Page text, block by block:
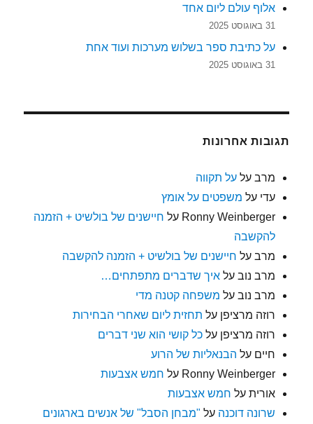
אלוף עולם ליום אחד
31 באוגוסט 2025
על כתיבת ספר בשלוש מערכות ועוד אחת
31 באוגוסט 2025
תגובות אחרונות
מרב עלעל תקווה
עדי על משפטים על אומץ
Ronny Weinberger על חיישנים של בולשיט + הזמנה
להקשבה
מרב על חיישנים של בולשיט + הזמנה להקשבה
מרב נוב עלאיך שדברים מתפתחים…
מרב נוב על משפחה קטנה מדי
רוזה מרציפן על תחזית ליום שאחרי הבחירות
רוזה מרציפן עלכל קושי הוא שני דברים
חיים על הבנאליות של הרוע
Ronny Weinberger על חמש אצבעות
אורית על חמש אצבעות
שרונה דוכנה על "מבחן הסבל" של אנשים בארגונים